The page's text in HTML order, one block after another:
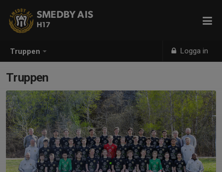
Truppen Logga in
SMEDBY AIS
H17
Truppen